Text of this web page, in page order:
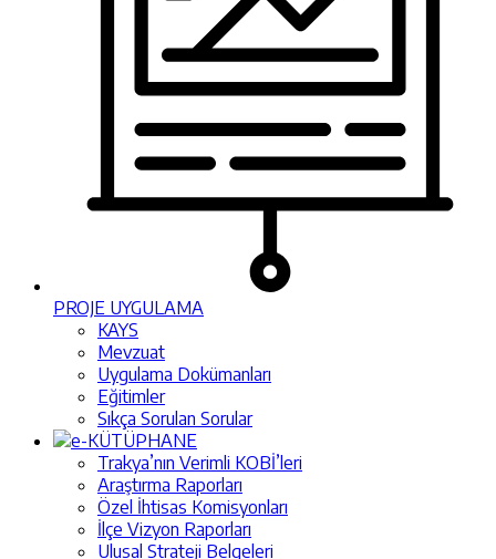
PROJE UYGULAMA
KAYS
Mevzuat
Uygulama Dokümanları
Eğitimler
Sıkça Sorulan Sorular
e-KÜTÜPHANE
Trakya’nın Verimli KOBİ’leri
Araştırma Raporları
Özel İhtisas Komisyonları
İlçe Vizyon Raporları
Ulusal Strateji Belgeleri